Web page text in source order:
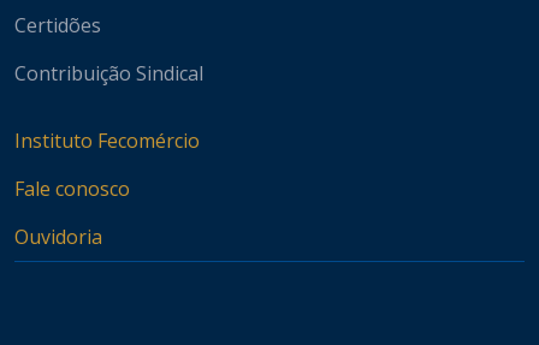
Certidões
Contribuição Sindical
Instituto Fecomércio
Fale conosco
Ouvidoria